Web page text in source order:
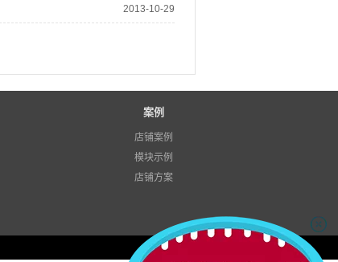
2013-10-29
案例
店铺案例
模块示例
店铺方案